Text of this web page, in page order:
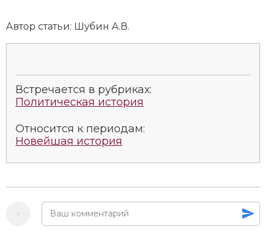
Автор статьи: Шубин А.В.
Встречается в рубриках:
Политическая история
Относится к периодам:
Новейшая история